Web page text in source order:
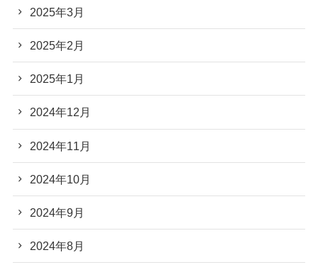
2025年3月
2025年2月
2025年1月
2024年12月
2024年11月
2024年10月
2024年9月
2024年8月